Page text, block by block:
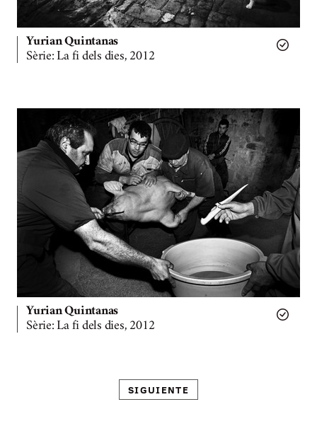
Yurian Quintanas
Sèrie: La fi dels dies, 2012
Yurian Quintanas
Sèrie: La fi dels dies, 2012
SIGUIENTE